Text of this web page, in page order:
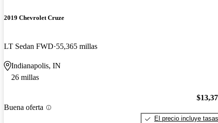
2019 Chevrolet Cruze
LT Sedan FWD 55,365 millas
Indianapolis, IN
26 millas
Buena oferta
El precio incluye tasas